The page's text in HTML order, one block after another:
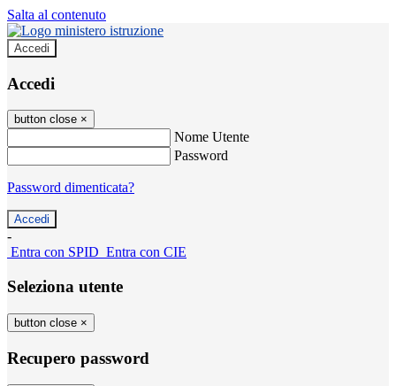
Salta al contenuto
Accedi
Accedi
button close ×
Nome Utente
Password
Password dimenticata?
-
Entra con SPID Entra con CIE
Seleziona utente
button close ×
Recupero password